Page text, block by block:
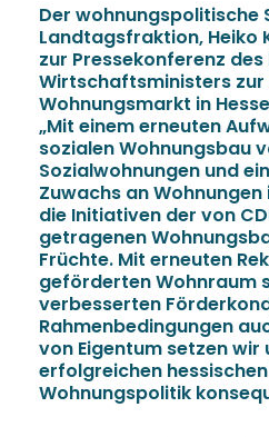
Der wohnungspolitische
Landtagsfraktion, Heiko
zur Pressekonferenz des
Wirtschaftsministers
Wohnungsmarkt in
Mit einem erneuten
sozialen Wohnungsbau
Sozialwohnungen und
Zuwachs an
die Initiativen der von
getragenen
Früchte. Mit erneuten
geförderten Wohnraum
verbesserten
Rahmenbedingungen
von Eigentum setzen wir
erfolgreichen
Wohnungspolitik